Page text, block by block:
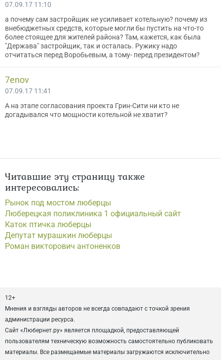
07.09.17 11:10
а почему сам застройщик не усиливает котельную? почему из
внебюджетных средств, которые могли бы пустить на что-то
более стоящее для жителей района? Там, кажется, как была
"Держава" застройщик, так и осталась. Ружику надо
отчитаться перед Воробьевым, а тому- перед президентом?
7enov
07.09.17 11:41
А на этапе согласования проекта Грин-Сити ни кто не
догадывался что мощности котельной не хватит?
Читавшие эту страницу также
интересовались:
Рынок под мостом люберцы
Люберецкая поликлиника 1 официальный сайт
Каток птичка люберцы
Депутат мурашкин люберцы
Роман викторович антоненков
12+
Мнения и взгляды авторов не всегда совпадают с точкой зрения
администрации ресурса.
Сайт «Любернет.ру» является площадкой, предоставляющей
пользователям техническую возможность самостоятельно публиковать
материалы. Все размещаемые материалы загружаются исключительно